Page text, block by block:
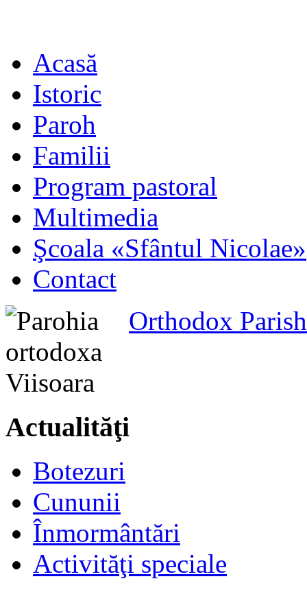
Acasă
Istoric
Paroh
Familii
Program pastoral
Multimedia
Şcoala «Sfântul Nicolae»
Contact
Orthodox
Actualităţi
Botezuri
Cununii
Înmormântări
Activităţi speciale